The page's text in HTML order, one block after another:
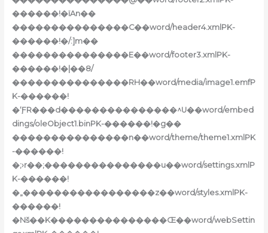
������!�ïAn��
���������������C��word/header4.xmlPK-
������!�/:]m��
���������������E��word/footer3.xmlPK-
������!�|��8/
���������������RH��word/media/image1.emfP
K-������!
�݀‘FR���d���������������^U��word/embed
dings/oleObject1.binPK-������!�g��
���������������n��word/theme/theme1.xmlPK
-������!
�;›r��;���������������u��word/settings.xmlP
K-������!
�„�����������������z��word/styles.xmlPK-
������!
�Nš��K���������������Œ��word/webSettin